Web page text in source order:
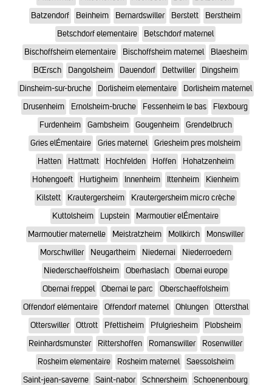
Batzendorf
Beinheim Bernardswiller Berstett
Berstheim
Betschdorf elementaire
Betschdorf maternel
Bischoffsheim elementaire
Bischoffsheim maternel
Blaesheim
BŒrsch
Dangolsheim Dauendorf Dettwiller
Dingsheim
Dinsheim-sur-bruche
Dorlisheim elementaire
Dorlisheim maternel
Drusenheim
Ernolsheim-bruche Fessenheim le bas
Flexbourg
Furdenheim
Gambsheim Gougenheim
Grendelbruch
Gries elÉmentaire
Gries maternel
Griesheim pres molsheim
Hatten
Hattmatt Hochfelden Hoffen
Hohatzenheim
Hohengoeft
Hurtigheim Innenheim Ittenheim
Kienheim
Kilstett
Krautergersheim
Krautergersheim micro crèche
Kuttolsheim
Lupstein
Marmoutier elÉmentaire
Marmoutier maternelle
Meistratzheim Mollkirch
Monswiller
Morschwiller
Neugartheim Niedernai
Niederroedern
Niederschaeffolsheim
Oberhaslach
Obernai europe
Obernai freppel
Obernai le parc
Oberschaeffolsheim
Offendorf elémentaire
Offendorf maternel Ohlungen
Ottersthal
Otterswiller
Ottrott Pfettisheim Pfulgriesheim
Plobsheim
Reinhardsmunster
Rittershoffen Romanswiller
Rosenwiller
Rosheim elementaire
Rosheim maternel
Saessolsheim
Saint-jean-saverne
Saint-nabor Schnersheim Schoenenbourg